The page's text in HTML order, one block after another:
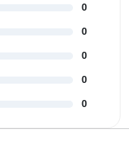
0
0
0
0
0